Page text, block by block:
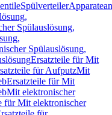
Spülverteiler
Spülauslösung,
Spülauslösung,
Ersatzteile für Mit
für AufputzMit
Ersatzteile für Mit
Mit elektronischer
für Mit elektronischer